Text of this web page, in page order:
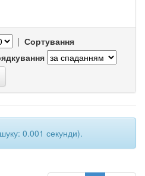
| Сортування
0.001 секунди).